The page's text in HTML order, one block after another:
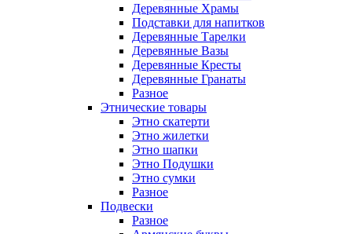
Деревянные Храмы
Подставки для напитков
Деревянные Тарелки
Деревянные Вазы
Деревянные Кресты
Деревянные Гранаты
Разное
Этнические товары
Этно скатерти
Этно жилетки
Этно шапки
Этно Подушки
Этно сумки
Разное
Подвески
Разное